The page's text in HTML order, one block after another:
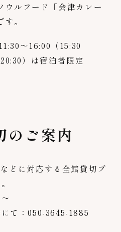
ウルフード「会津カレー
。
〜16:00（15:30
）は宿泊者限定
のご案内
どに対応する全館貸切プ
て：050-3645-1885